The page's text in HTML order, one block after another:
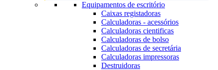
Equipamentos de escritório
Caixas registadoras
Calculadoras - acessórios
Calculadoras cientificas
Calculadoras de bolso
Calculadoras de secretária
Calculadoras impressoras
Destruidoras